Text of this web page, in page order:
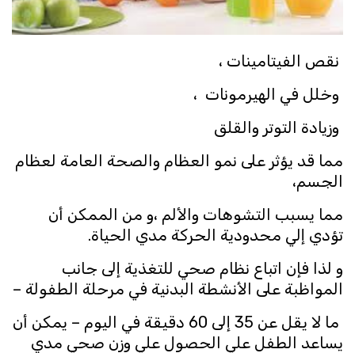
نقص الفيتامينات ،
وخلل في الهيرمونات ،
وزيادة التوتر والقلق
مما قد يؤثر على نمو العظام والصحة العامة لعظام
الجسم،
مما يسبب التشوهات والألم ،و من الممكن أن
تؤدي إلي محدودية الحركة مدي الحياة.
و لذا فإن اتباع نظام صحي للتغذية إلى جانب
المواظبة على الأنشطة البدنية في مرحلة الطفولة –
ما لا يقل عن 35 إلى 60 دقيقة في اليوم – يمكن أن
يساعد الطفل علي الحصول علي وزن صحي مدي